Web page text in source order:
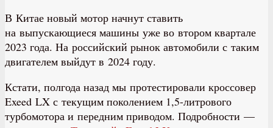
В Китае новый мотор начнут ставить
на выпускающиеся машины уже во втором квартале
2023 года. На российский рынок автомобили с таким
двигателем выйдут в 2024 году.
Кстати, полгода назад мы протестировали кроссовер
Exeed LX с текущим поколением 1,5-литрового
турбомотора и передним приводом. Подробности —